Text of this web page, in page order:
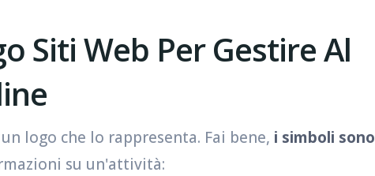
Siti Web Per Gestire Al
logo che lo rappresenta. Fai bene, i simboli sono
su un'attività: